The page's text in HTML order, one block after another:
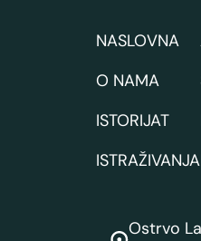
NASLOVNA
O NAMA
ISTORIJAT
ISTRAŽIVANJA
Ostrvo